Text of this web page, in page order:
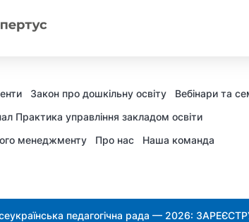
Закон про дошкільну освіту
Вебінари та
Практика управління закладом освіти
менеджменту Про нас Наша команда
педагогічна рада — 2026: